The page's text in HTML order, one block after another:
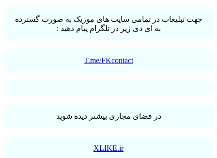
رضایا31
مجید رضوی29
جهت تبلیغات در تمامی سایت های موزیک به صورت گسترده
به ای دی زیر در تلگرام پیام دهید :
T.me/FKcontact
در فضای مجازی بیشتر دیده شوید
XLIKE.ir